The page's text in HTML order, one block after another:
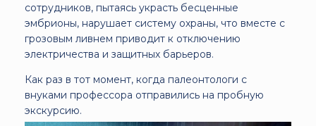
сотрудников, пытаясь украсть бесценные
эмбрионы, нарушает систему охраны, что вместе с
грозовым ливнем приводит к отключению
электричества и защитных барьеров.
Как раз в тот момент, когда палеонтологи с
внуками профессора отправились на пробную
экскурсию.